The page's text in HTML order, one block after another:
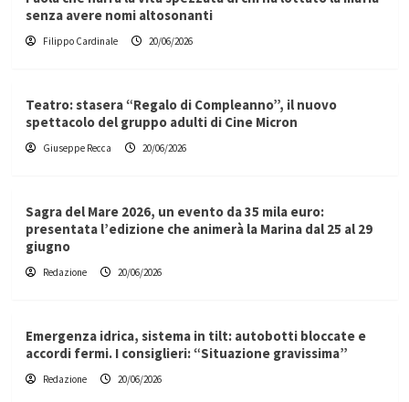
senza avere nomi altosonanti
Filippo Cardinale 20/06/2026
Teatro: stasera “Regalo di Compleanno”, il nuovo
spettacolo del gruppo adulti di Cine Micron
Giuseppe Recca 20/06/2026
Sagra del Mare 2026, un evento da 35 mila euro:
presentata l’edizione che animerà la Marina dal 25 al 29
giugno
Redazione 20/06/2026
Emergenza idrica, sistema in tilt: autobotti bloccate e
accordi fermi. I consiglieri: “Situazione gravissima”
Redazione 20/06/2026